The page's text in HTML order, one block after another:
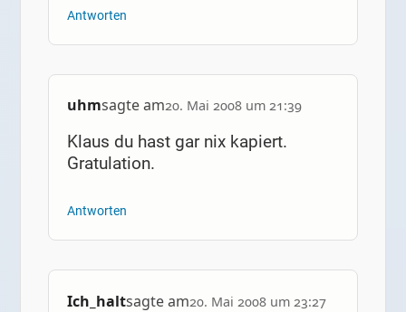
Antworten
uhmsagte am20. Mai 2008 um 21:39
Klaus du hast gar nix kapiert.
Gratulation.
Antworten
Ich_haltsagte am20. Mai 2008 um 23:27